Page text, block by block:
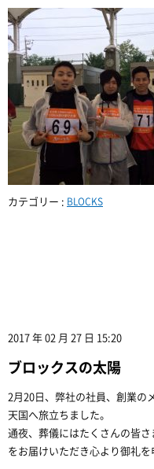
カテゴリー : BLOCKS
2017 年 02 月 27 日 15:20
ブロックスの太陽
2月20日、弊社の社員、創業の
天国へ旅立ちました。
通夜、葬儀にはたくさんの皆
をお届けいただき心より御礼を